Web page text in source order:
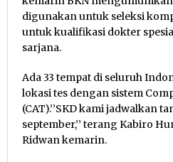
digunakan untuk seleksi
untuk kualifikasi dokter
sarjana.
Ada 33 tempat di seluruh
lokasi tes dengan sistem
(CAT).’’SKD kami jadwalkan
september,’’ terang Kabiro
Ridwan kemarin.